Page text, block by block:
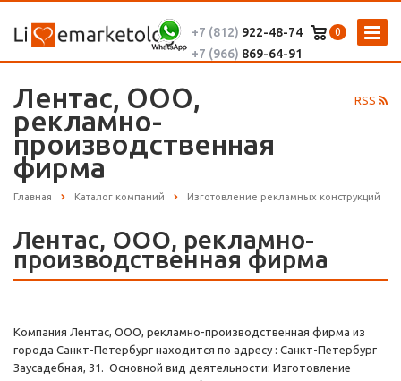
0
+7 (812) 922-48-74
+7 (966) 869-64-91
RSS
Лентас, ООО,
рекламно-
производственная
фирма
Главная Каталог компаний Изготовление рекламных конструкций
Лентас, ООО, рекламно-
производственная фирма
Компания Лентас, ООО, рекламно-производственная фирма из
города Санкт-Петербург находится по адресу : Санкт-Петербург
Заусадебная, 31. Основной вид деятельности: Изготовление